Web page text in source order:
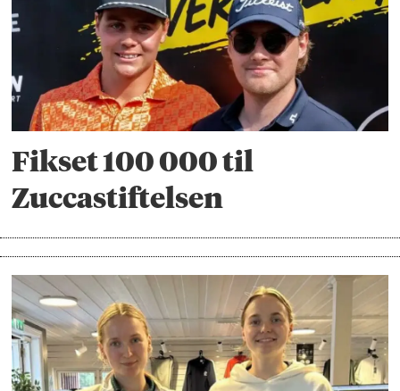
Fikset 100 000 til
Zuccastiftelsen